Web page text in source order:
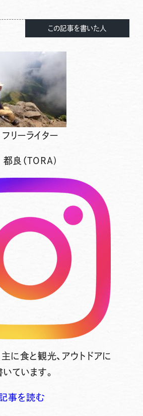
この記事を書いた人
フリーライター
都良（TORA)
に食と観光、アウトドアに
ています。
事を読む